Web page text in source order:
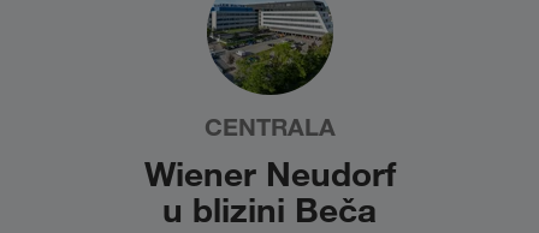
CENTRALA
Wiener Neudorf
u blizini Beča